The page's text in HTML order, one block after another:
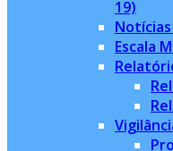
19)
Escala